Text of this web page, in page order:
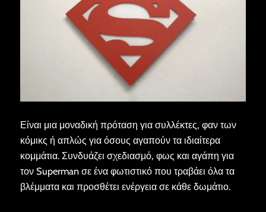
Είναι μια μοναδική πρόταση για συλλέκτες, φαν των
κόμικς ή απλώς για όσους αγαπούν τα ιδιαίτερα
κομμάτια. Συνδυάζει σχεδιασμό, φως και αγάπη για
τον Superman σε ένα φωτιστικό που τραβάει όλα τα
βλέμματα και προσθέτει ενέργεια σε κάθε δωμάτιο.